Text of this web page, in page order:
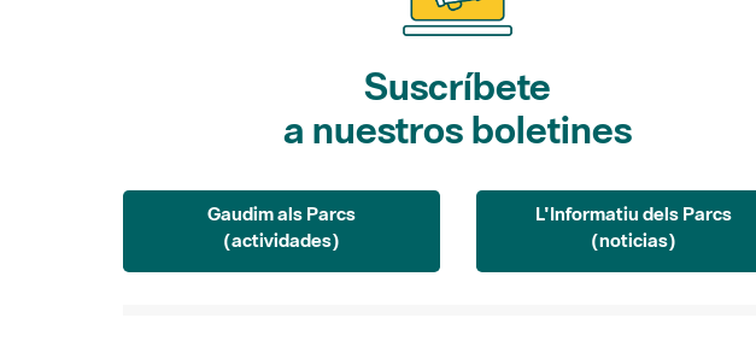
Suscríbete
a nuestros boletines
Gaudim als Parcs
(actividades)
L'Informatiu dels Parcs
(noticias)